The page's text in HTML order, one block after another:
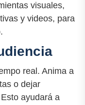
visuales,
y videos, para
real. Anima a
o dejar
ayudará a